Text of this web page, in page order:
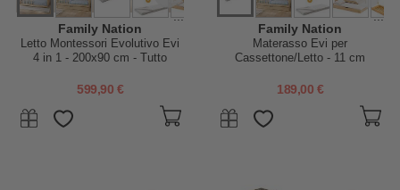
...
Family Nation
Letto Montessori Evolutivo Evi
4 in 1 - 200x90 cm - Tutto
599,90 €
...
Family Nation
Materasso Evi per
Cassettone/Letto - 11 cm
Estraibile Montessori
189,00 €